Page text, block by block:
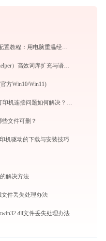
小鸡模拟器电脑版下载安装与配置教程：用电脑重温经典街机与掌机游戏
法语学习神器：法语助手（Frhelper）高效词库扩充与语法攻克秘籍：frhelper.ijinshan.com 安全绿色指南
方Win10/Win11)
文件可删？
机驱动的下载与安装技巧
解决方法
文件丢失处理办法
文件丢失处理办法